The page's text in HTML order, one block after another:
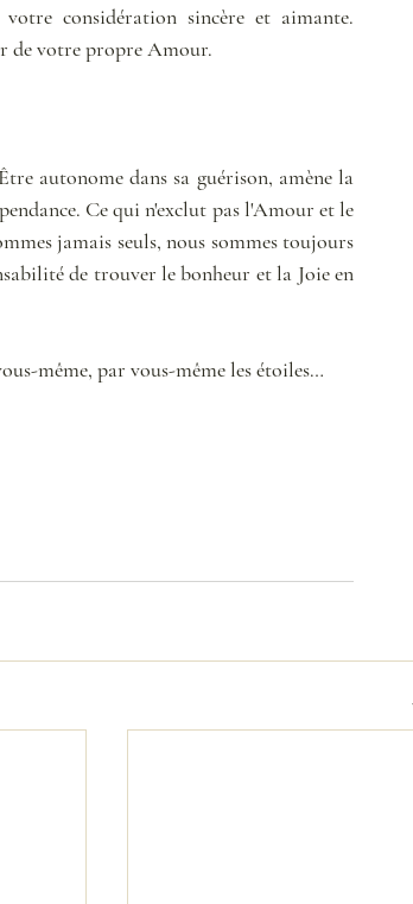
considération sincère et aimante.
de votre propre Amour.
autonome dans sa guérison, amène la
Ce qui n'exclut pas l'Amour et le
jamais seuls, nous sommes toujours
de trouver le bonheur et la Joie en
même, par vous-même les étoiles…